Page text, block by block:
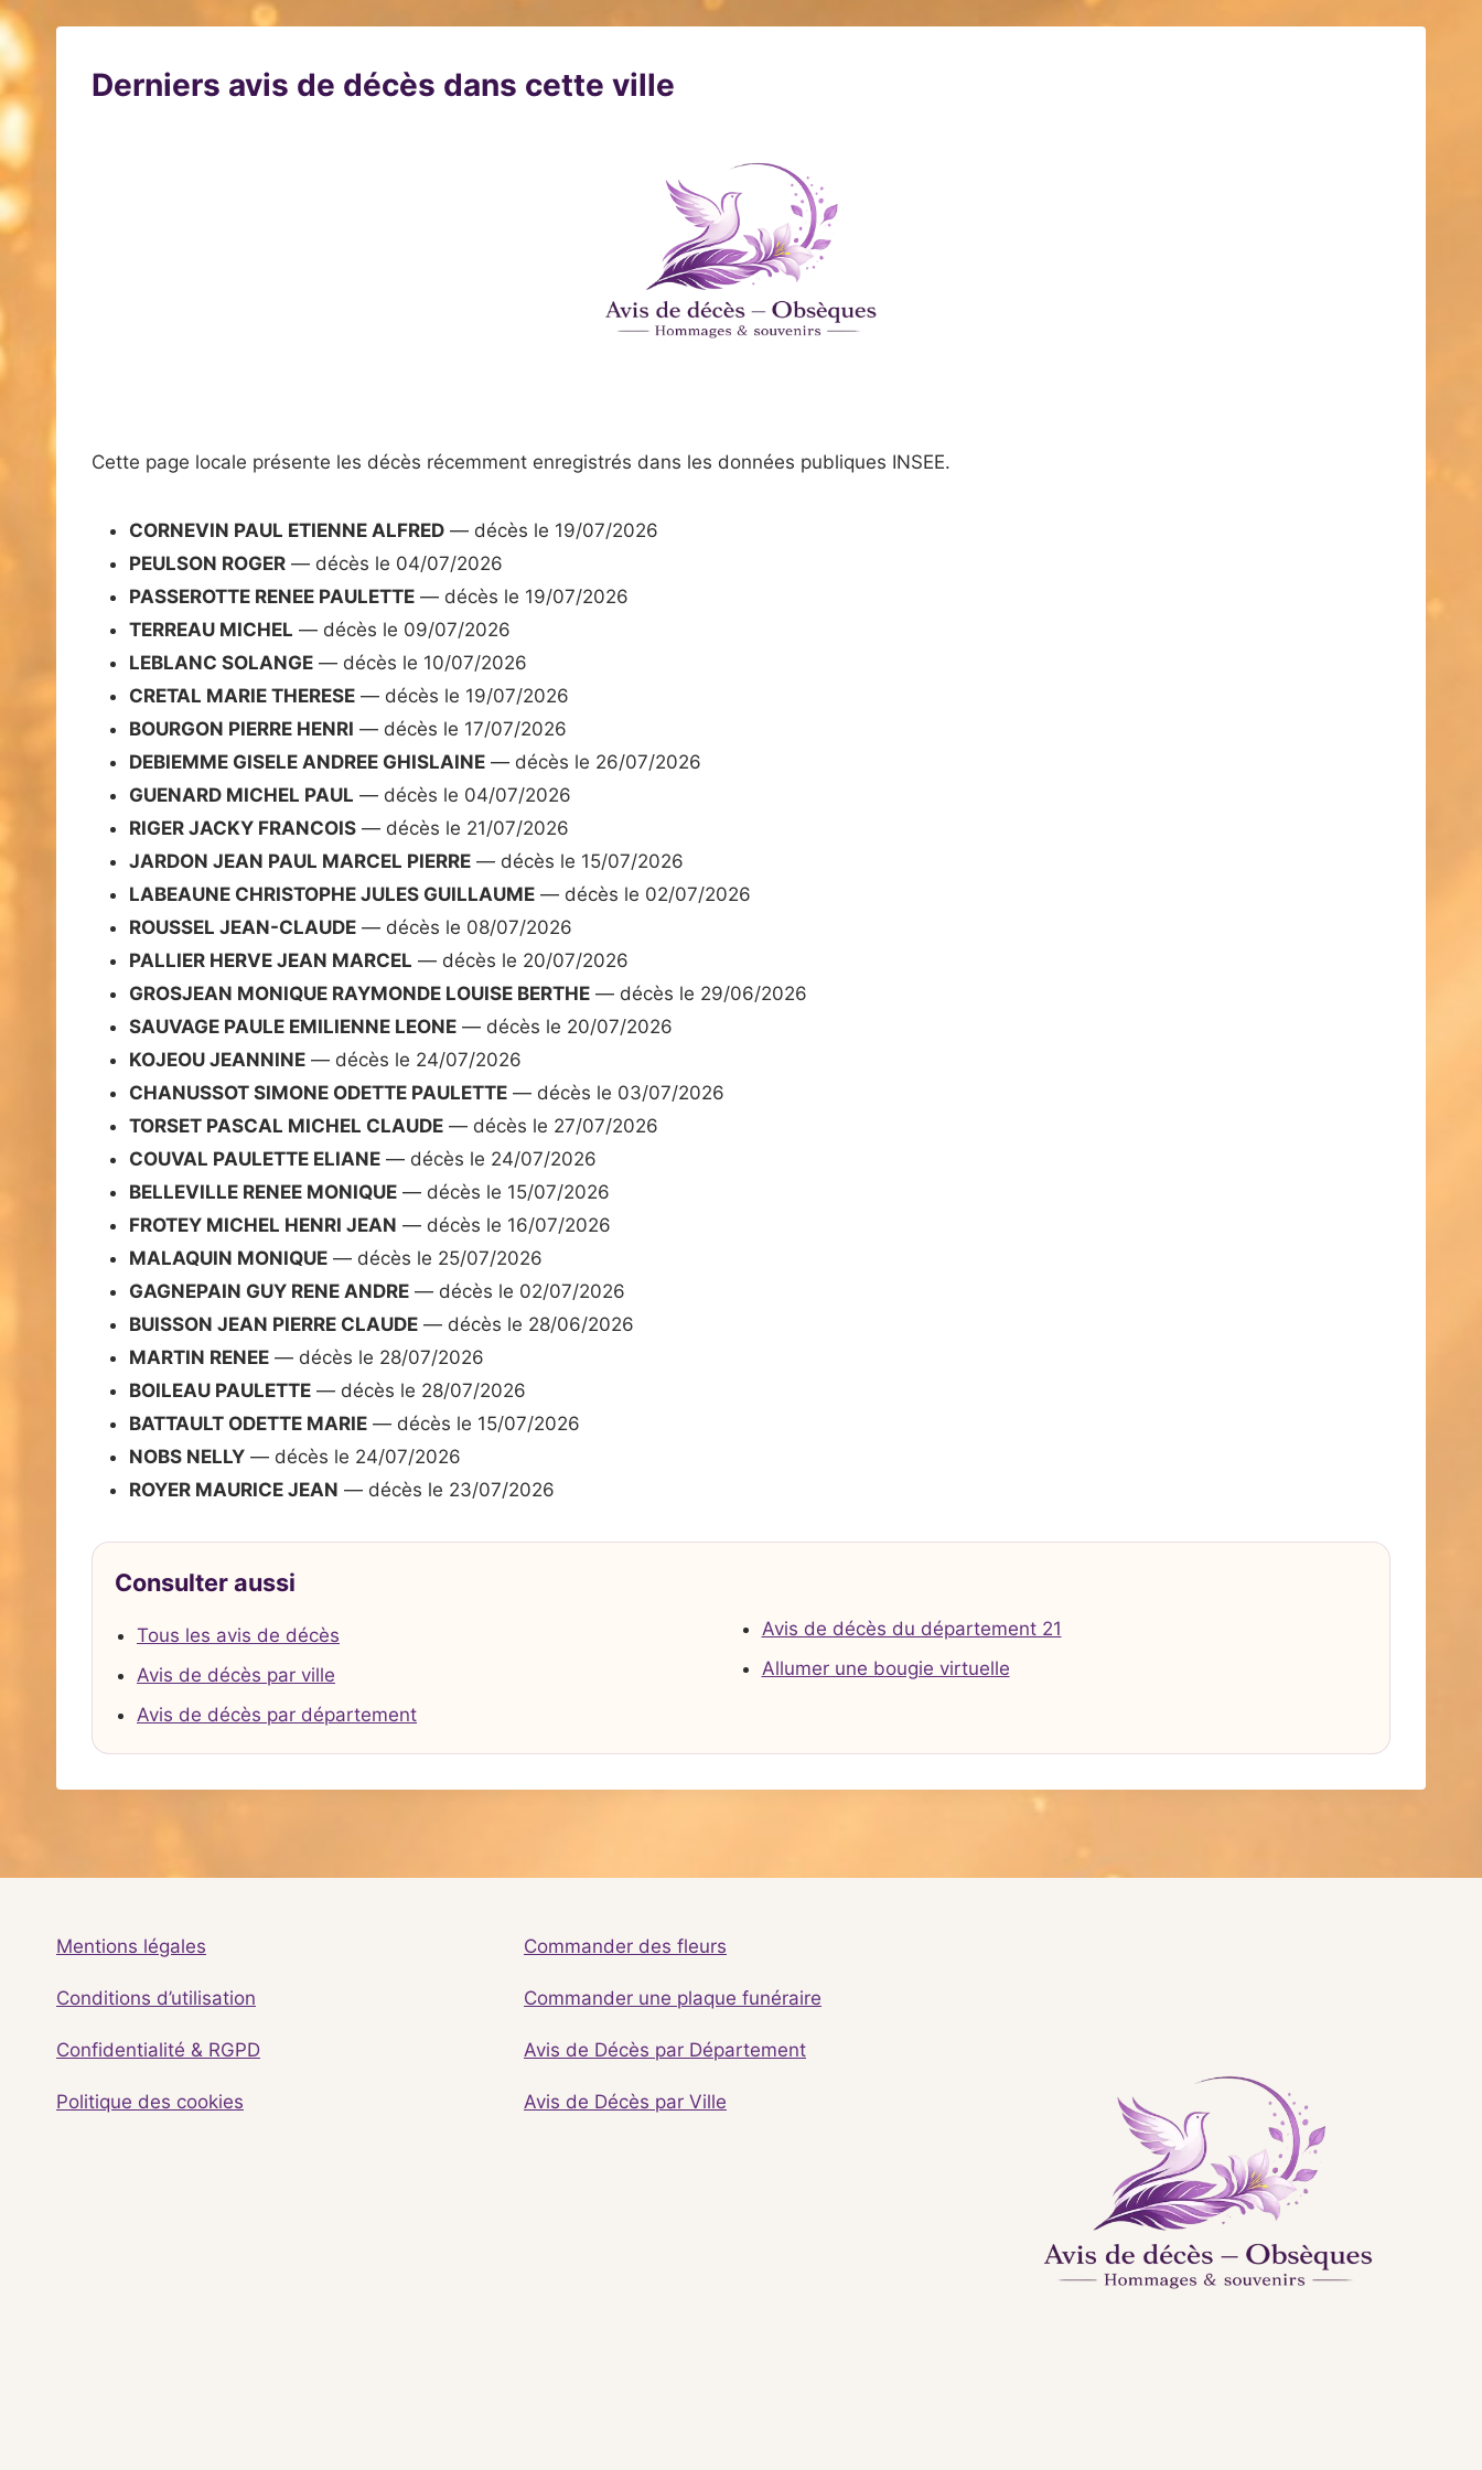
Derniers avis de décès dans cette ville
Cette page locale présente les décès récemment enregistrés dans les données publiques INSEE.
CORNEVIN PAUL ETIENNE ALFRED — décès le 19/07/2026
PEULSON ROGER — décès le 04/07/2026
PASSEROTTE RENEE PAULETTE — décès le 19/07/2026
TERREAU MICHEL — décès le 09/07/2026
LEBLANC SOLANGE — décès le 10/07/2026
CRETAL MARIE THERESE — décès le 19/07/2026
BOURGON PIERRE HENRI — décès le 17/07/2026
DEBIEMME GISELE ANDREE GHISLAINE — décès le 26/07/2026
GUENARD MICHEL PAUL — décès le 04/07/2026
RIGER JACKY FRANCOIS — décès le 21/07/2026
JARDON JEAN PAUL MARCEL PIERRE — décès le 15/07/2026
LABEAUNE CHRISTOPHE JULES GUILLAUME — décès le 02/07/2026
ROUSSEL JEAN-CLAUDE — décès le 08/07/2026
PALLIER HERVE JEAN MARCEL — décès le 20/07/2026
GROSJEAN MONIQUE RAYMONDE LOUISE BERTHE — décès le 29/06/2026
SAUVAGE PAULE EMILIENNE LEONE — décès le 20/07/2026
KOJEOU JEANNINE — décès le 24/07/2026
CHANUSSOT SIMONE ODETTE PAULETTE — décès le 03/07/2026
TORSET PASCAL MICHEL CLAUDE — décès le 27/07/2026
COUVAL PAULETTE ELIANE — décès le 24/07/2026
BELLEVILLE RENEE MONIQUE — décès le 15/07/2026
FROTEY MICHEL HENRI JEAN — décès le 16/07/2026
MALAQUIN MONIQUE — décès le 25/07/2026
GAGNEPAIN GUY RENE ANDRE — décès le 02/07/2026
BUISSON JEAN PIERRE CLAUDE — décès le 28/06/2026
MARTIN RENEE — décès le 28/07/2026
BOILEAU PAULETTE — décès le 28/07/2026
BATTAULT ODETTE MARIE — décès le 15/07/2026
NOBS NELLY — décès le 24/07/2026
ROYER MAURICE JEAN — décès le 23/07/2026
Consulter aussi
Tous les avis de décès
Avis de décès par ville
Avis de décès par département
Avis de décès du département 21
Allumer une bougie virtuelle
Mentions légales
Conditions d’utilisation
Confidentialité & RGPD
Politique des cookies
Commander des fleurs
Commander une plaque funéraire
Avis de Décès par Département
Avis de Décès par Ville